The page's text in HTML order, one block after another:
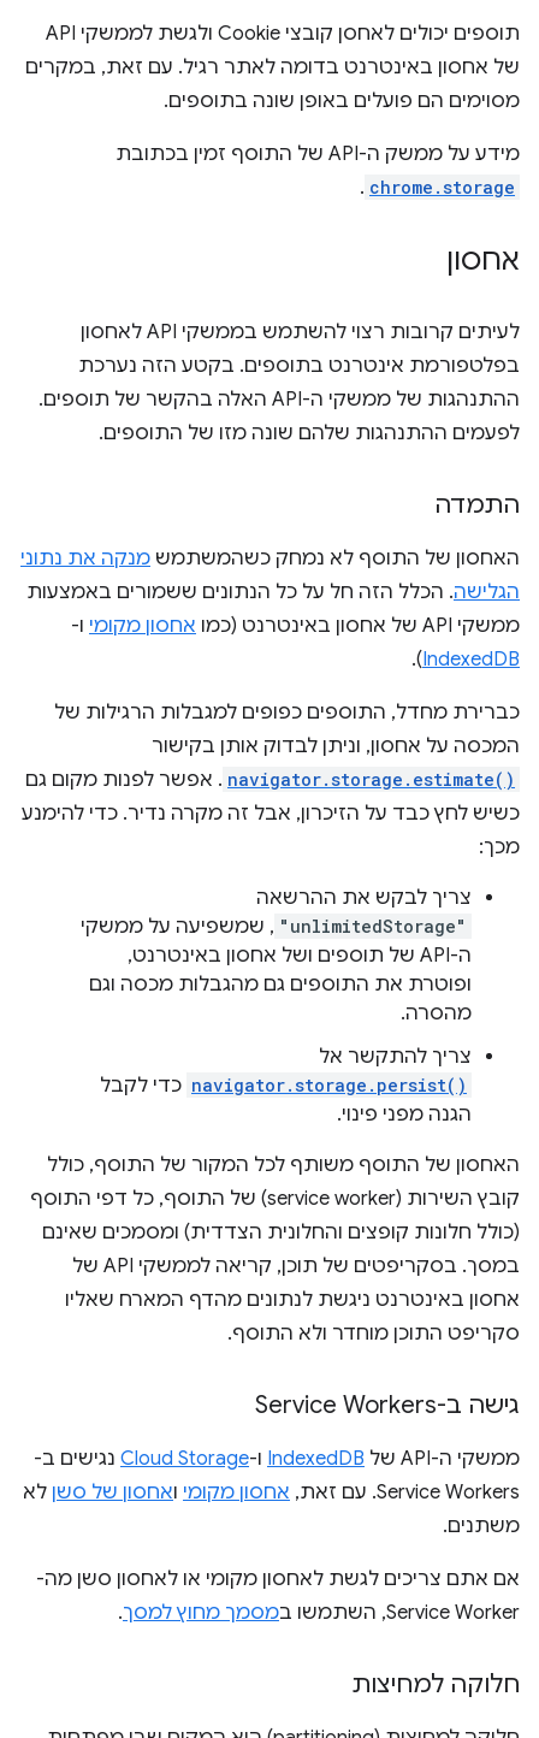
תוספים יכולים לאחסן קובצי Cookie ולגשת לממשקי API
של אחסון באינטרנט בדומה לאתר רגיל. עם זאת, במקרים
מסוימים הם פועלים באופן שונה בתוספים.
מידע על ממשק ה-API של התוסף זמין בכתובת
chrome.storage
.
אחסון
לעיתים קרובות רצוי להשתמש בממשקי API לאחסון
בפלטפורמת אינטרנט בתוספים. בקטע הזה נערכת
ההתנהגות של ממשקי ה-API האלה בהקשר של תוספים.
לפעמים ההתנהגות שלהם שונה מזו של התוספים.
התמדה
האחסון של התוסף לא נמחק כשהמשתמש מנקה את נתוני
הגלישה. הכלל הזה חל על כל הנתונים ששמורים באמצעות
ממשקי API של אחסון באינטרנט (כמו
אחסון מקומי ו-
IndexedDB
).
כברירת מחדל, התוספים כפופים למגבלות הרגילות של
המכסה על אחסון, וניתן לבדוק אותן בקישור
navigator.storage.estimate() . אפשר לפנות מקום גם
כשיש לחץ כבד על הזיכרון, אבל זה מקרה נדיר. כדי להימנע
מכך:
צריך לבקש את ההרשאה
"unlimitedStorage" , שמשפיעה על ממשקי
ה-API של תוספים ושל אחסון באינטרנט,
ופוטרת את התוספים גם מהגבלות מכסה וגם
מהסרה.
צריך להתקשר אל
navigator.storage.persist() כדי לקבל
הגנה מפני פינוי.
האחסון של התוסף משותף לכל המקור של התוסף, כולל
קובץ השירות (service worker) של התוסף, כל דפי התוסף
(כולל חלונות קופצים והחלונית הצדדית) ומסמכים שאינם
במסך. בסקריפטים של תוכן, קריאה לממשקי API של
אחסון באינטרנט ניגשת לנתונים מהדף המארח שאליו
סקריפט התוכן מוחדר ולא התוסף.
גישה ב-Service Workers
ממשקי ה-API של IndexedDB ו-Cloud Storage נגישים ב-
Service Workers. עם זאת,
אחסון מקומי ואחסון של סשן לא
משתנים.
אם אתם צריכים לגשת לאחסון מקומי או לאחסון סשן מה-
Service Worker, השתמשו ב
מסמך מחוץ למסך.
חלוקה למחיצות